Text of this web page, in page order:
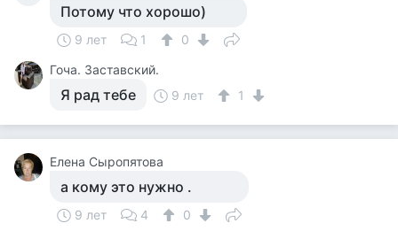
Потому что хорошо)
9 лет 1
0
Гоча. Заставский.
Я рад тебе 9 лет 1
Елена Сыропятова
а кому это нужно .
9 лет 4
0